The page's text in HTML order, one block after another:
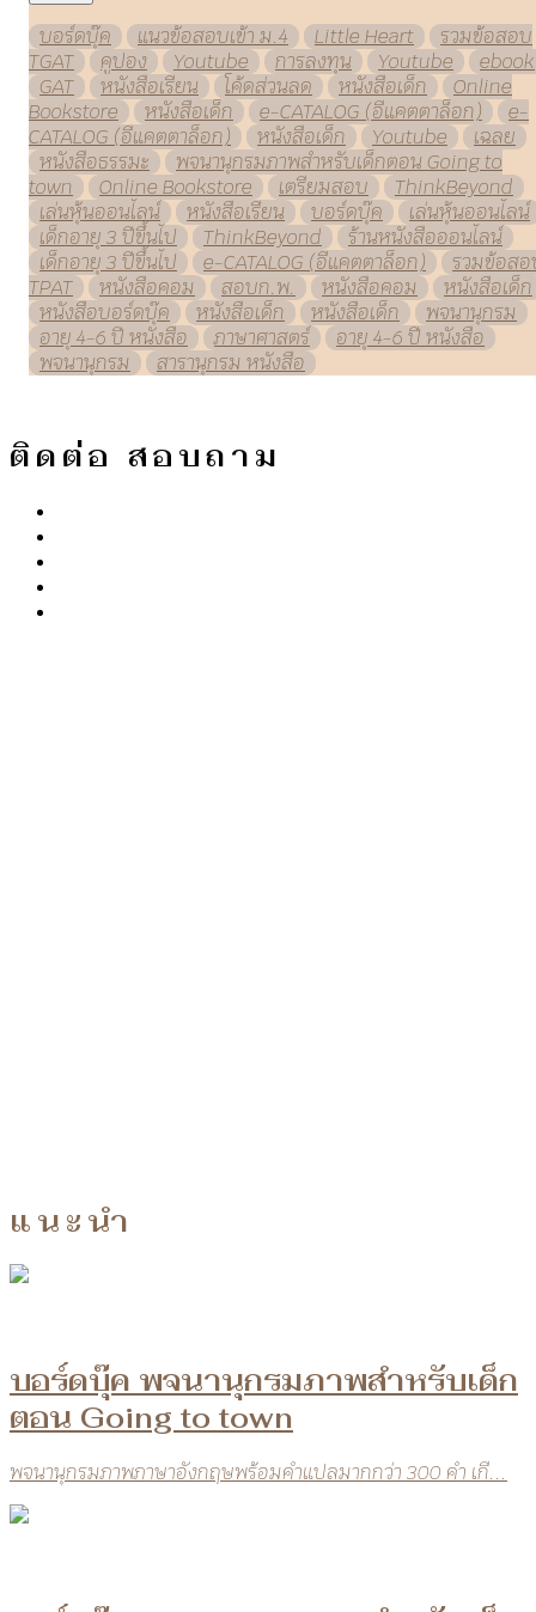
บอร์ดบุ๊ค แนวข้อสอบเข้า ม.4 Little Heart
รวมข้อสอบ
TGAT
คูปอง Youtube การลงทุน Youtube
ebook
GAT
หนังสือเรียน โค้ดส่วนลด หนังสือเด็ก
Online
Bookstore
หนังสือเด็ก e-CATALOG (อีแคตตาล็อก)
e-
CATALOG (อีแคตตาล็อก)
หนังสือเด็ก Youtube
เฉลย
หนังสือธรรมะ
พจนานุกรมภาพสำหรับเด็กตอน Going to
town
Online Bookstore เตรียมสอบ
ThinkBeyond
เล่นหุ้นออนไลน์
หนังสือเรียน บอร์ดบุ๊ค
เล่นหุ้นออนไลน์
เด็กอายุ 3 ปีขึ้นไป
ThinkBeyond
ร้านหนังสือออนไลน์
เด็กอายุ 3 ปีขึ้นไป
e-CATALOG (อีแคตตาล็อก)
รวมข้อส
TPAT
หนังสือคอม สอบก.พ. หนังสือคอม
หนังสือเด็ก
หนังสือบอร์ดบุ๊ค
หนังสือเด็ก หนังสือเด็ก
พจนานุกรม
อายุ 4-6 ปี หนังสือ
ภาษาศาสตร์
อายุ 4-6 ปี หนังสือ
พจนานุกรม
สารานุกรม หนังสือ
ติดต่อ สอบถาม
แนะนำ
บอร์ดบุ๊ค พจนานุกรมภาพสำหรับเด็ก
ตอน Going to town
พจนานุกรมภาพภาษาอังกฤษพร้อมคำแปลมากกว่า 300 คำ เกี...